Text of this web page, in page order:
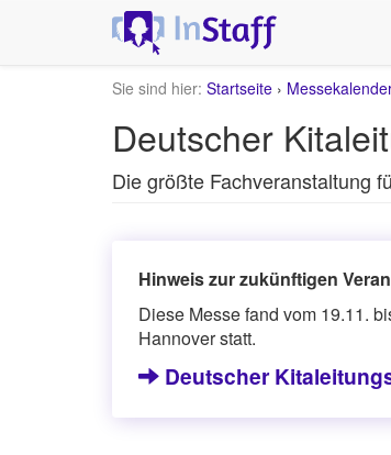
Sie sind hier: Startseite ›
Deutscher
Die größte Fachveranstaltung
Hinweis zur zukünftigen
Diese Messe fand vom 19.11.
Hannover statt.
Deutscher